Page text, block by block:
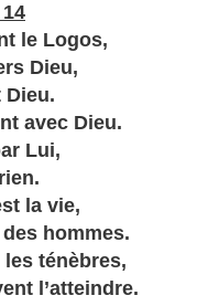
le Logos,
Dieu,
Dieu.
avec Dieu.
Lui,
la vie,
hommes.
ténèbres,
l’atteindre.